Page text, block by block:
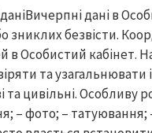
дані в
безвісти.
Особистий кабінет.
та узагальнювати
цивільні. Особливу
– фото; – татуювання;